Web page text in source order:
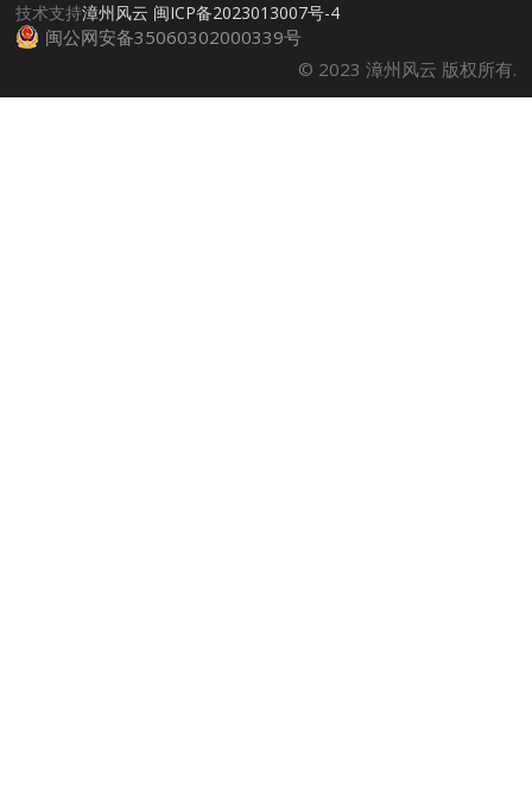
技术支持漳州风云 闽ICP备2023013007号-4
闽公网安备35060302000339号
© 2023 漳州风云 版权所有.